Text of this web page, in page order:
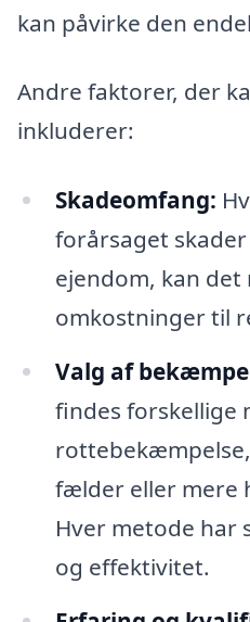
kan påvirke den
Andre faktorer, der
inkluderer:
Skadeomfang:
forårsaget
ejendom, kan
omkostninger til
Valg af
findes forskellige
fælder eller mere
Hver metode har
og effektivitet.